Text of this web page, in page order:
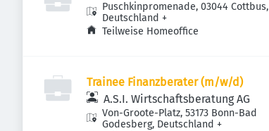
Puschkinpromenade, 03044 Cottbus,
Deutschland +
Teilweise Homeoffice
Trainee Finanzberater (m/w/d)
A.S.I. Wirtschaftsberatung AG
Von-Groote-Platz, 53173 Bonn-Bad
Godesberg, Deutschland +